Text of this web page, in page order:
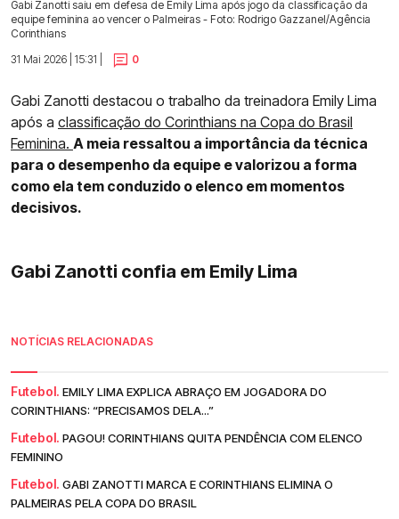
Gabi Zanotti saiu em defesa de Emily Lima após jogo da classificação da
equipe feminina ao vencer o Palmeiras - Foto: Rodrigo Gazzanel/Agência
Corinthians
31 Mai 2026 | 15:31 |
0
Gabi Zanotti destacou o trabalho da treinadora Emily Lima
após a classificação do Corinthians na Copa do Brasil
Feminina. A meia ressaltou a importância da técnica
para o desempenho da equipe e valorizou a forma
como ela tem conduzido o elenco em momentos
decisivos.
Gabi Zanotti confia em Emily Lima
NOTÍCIAS RELACIONADAS
Futebol. EMILY LIMA EXPLICA ABRAÇO EM JOGADORA DO
CORINTHIANS: “PRECISAMOS DELA...”
Futebol. PAGOU! CORINTHIANS QUITA PENDÊNCIA COM ELENCO
FEMININO
Futebol. GABI ZANOTTI MARCA E CORINTHIANS ELIMINA O
PALMEIRAS PELA COPA DO BRASIL